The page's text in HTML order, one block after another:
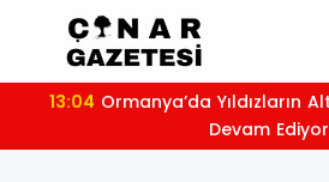
13:04
Devam Ediyor